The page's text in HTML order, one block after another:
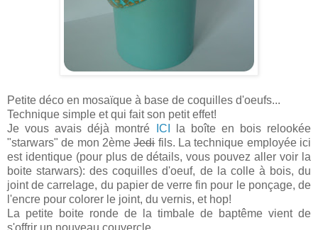
Petite déco en mosaïque à base de coquilles d'oeufs...
Technique simple et qui fait son petit effet!
Je vous avais déjà montré
ICI
la boîte en bois relookée
"starwars" de mon 2èmeJedifils. La technique employée ici
est identique (pour plus de détails, vous pouvez aller voir la
boite starwars): des coquilles d'oeuf, de la colle à bois, du
joint de carrelage, du papier de verre fin pour le ponçage, de
l'encre pour colorer le joint, du vernis, et hop!
La petite boite ronde de la timbale de baptême vient de
s'offrir un nouveau couvercle.